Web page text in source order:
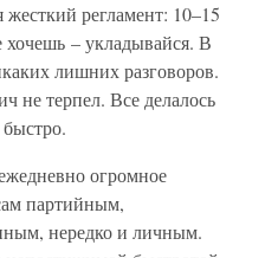
регламент: 10–15
– укладывайся. В
лишних разговоров.
не терпел. Все делалось
огромное
партийным,
нередко и личным.